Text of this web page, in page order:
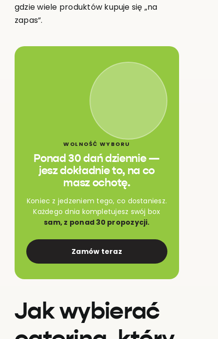
gdzie wiele produktów kupuje się „na
zapas”.
WOLNOŚĆ WYBORU
Ponad 30 dań dziennie —
jesz dokładnie to, na co
masz ochotę.
Koniec z jedzeniem tego, co dostaniesz.
Każdego dnia kompletujesz swój box
sam, z ponad 30 propozycji.
Zamów teraz
Jak wybierać